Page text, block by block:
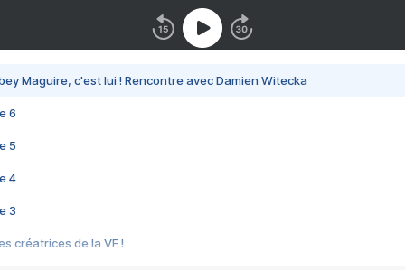
Maguire, c'est lui ! Rencontre avec Damien Witecka
6
5
4
3
créatrices de la VF !